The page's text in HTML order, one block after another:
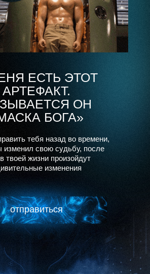
ЕСТЬ ЭТОТ
АРТЕФАКТ.
ОН
БОГА»
тебя назад во времени,
изменил свою судьбу, после
в твоей жизни произойдут
изменения
отпрaвиться